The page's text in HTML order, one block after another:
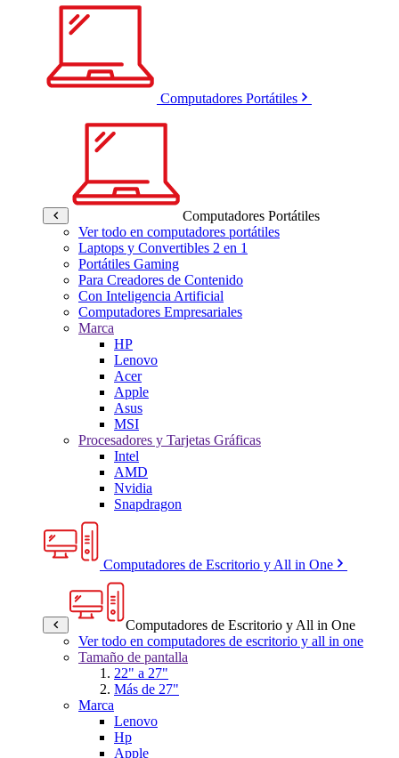
Computadores Portátiles
Computadores Portátiles
Ver todo en computadores portátiles
Laptops y Convertibles 2 en 1
Portátiles Gaming
Para Creadores de Contenido
Con Inteligencia Artificial
Computadores Empresariales
Marca
HP
Lenovo
Acer
Apple
Asus
MSI
Procesadores y Tarjetas Gráficas
Intel
AMD
Nvidia
Snapdragon
Computadores de Escritorio y All in One
Computadores de Escritorio y All in One
Ver todo en computadores de escritorio y all in one
Tamaño de pantalla
22" a 27"
Más de 27"
Marca
Lenovo
Hp
Apple